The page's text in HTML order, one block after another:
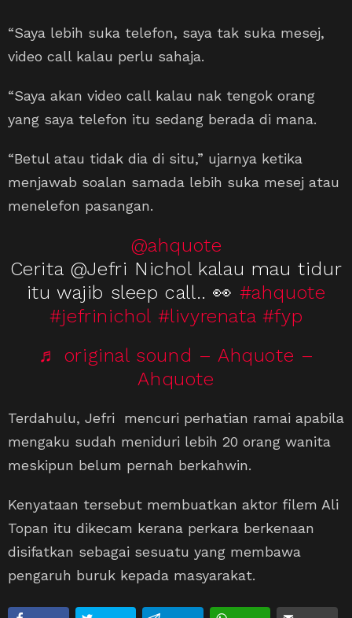
“Saya lebih suka telefon, saya tak suka mesej,
video call kalau perlu sahaja.
“Saya akan video call kalau nak tengok orang
yang saya telefon itu sedang berada di mana.
“Betul atau tidak dia di situ,” ujarnya ketika
menjawab soalan samada lebih suka mesej atau
menelefon pasangan.
@ahquote
Cerita @Jefri Nichol kalau mau tidur
itu wajib sleep call.. 👀 #ahquote
#jefrinichol #livyrenata #fyp
♬ original sound – Ahquote –
Ahquote
Terdahulu, Jefri mencuri perhatian ramai apabila
mengaku sudah meniduri lebih 20 orang wanita
meskipun belum pernah berkahwin.
Kenyataan tersebut membuatkan aktor filem Ali
Topan itu dikecam kerana perkara berkenaan
disifatkan sebagai sesuatu yang membawa
pengaruh buruk kepada masyarakat.